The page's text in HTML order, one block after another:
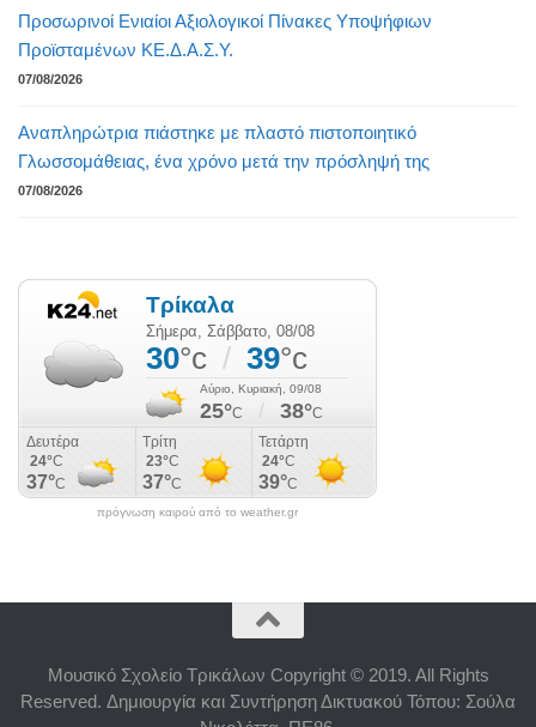
Προσωρινοί Ενιαίοι Αξιολογικοί Πίνακες Υποψήφιων
Προϊσταμένων ΚΕ.Δ.Α.Σ.Υ.
07/08/2026
Αναπληρώτρια πιάστηκε με πλαστό πιστοποιητικό
Γλωσσομάθειας, ένα χρόνο μετά την πρόσληψή της
07/08/2026
πρόγνωση καιρού από το weather.gr
Μουσικό Σχολείο Τρικάλων Copyright © 2019. All Rights
Reserved. Δημιουργία και Συντήρηση Δικτυακού Τόπου: Σούλα